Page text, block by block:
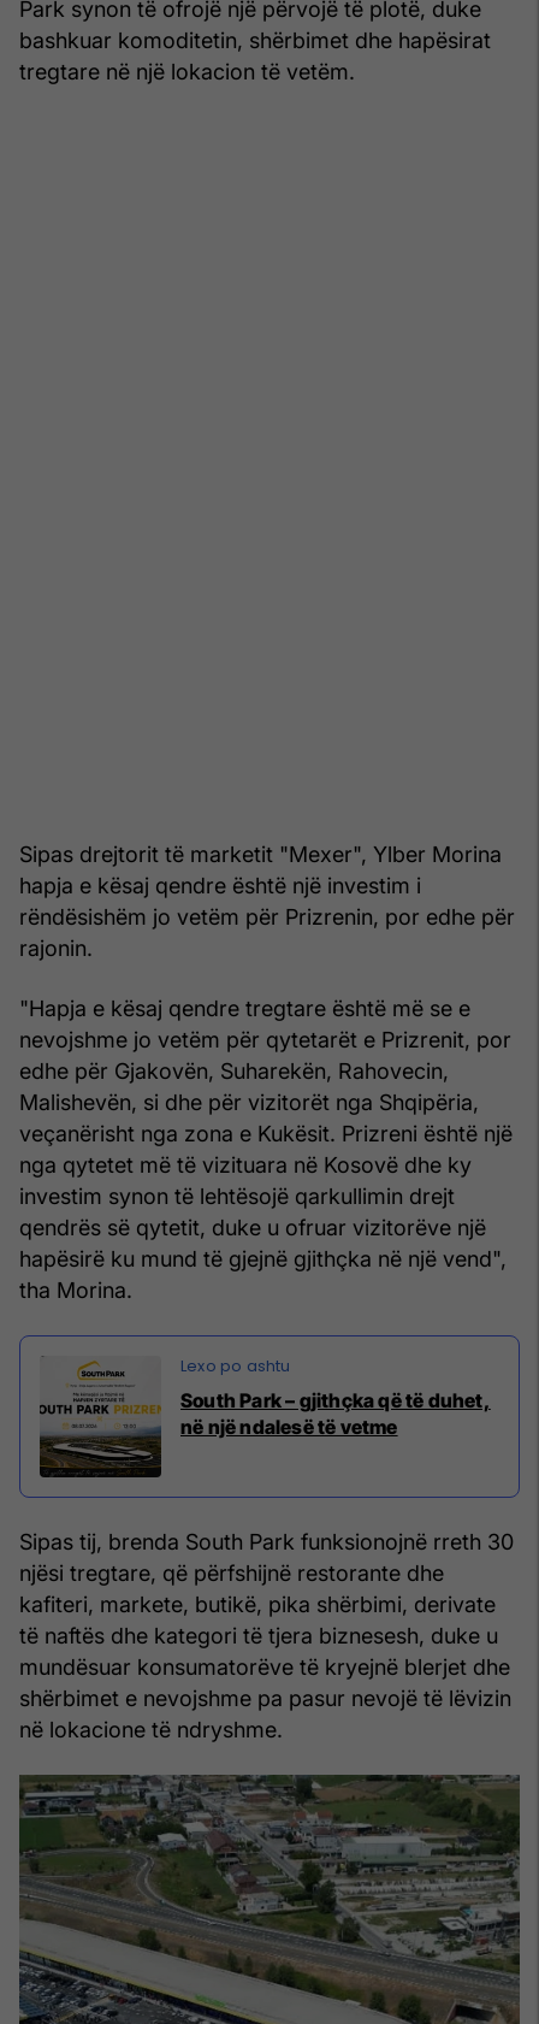
Park synon të ofrojë një përvojë të plotë, duke
bashkuar komoditetin, shërbimet dhe hapësirat
tregtare në një lokacion të vetëm.
Sipas drejtorit të marketit "Mexer", Ylber Morina
hapja e kësaj qendre është një investim i
rëndësishëm jo vetëm për Prizrenin, por edhe për
rajonin.
"Hapja e kësaj qendre tregtare është më se e
nevojshme jo vetëm për qytetarët e Prizrenit, por
edhe për Gjakovën, Suharekën, Rahovecin,
Malishevën, si dhe për vizitorët nga Shqipëria,
veçanërisht nga zona e Kukësit. Prizreni është një
nga qytetet më të vizituara në Kosovë dhe ky
investim synon të lehtësojë qarkullimin drejt
qendrës së qytetit, duke u ofruar vizitorëve një
hapësirë ku mund të gjejnë gjithçka në një vend",
tha Morina.
South Park – gjithçka që të duhet,
në një ndalesë të vetme
Sipas tij, brenda South Park funksionojnë rreth 30
njësi tregtare, që përfshijnë restorante dhe
kafiteri, markete, butikë, pika shërbimi, derivate
të naftës dhe kategori të tjera biznesesh, duke u
mundësuar konsumatorëve të kryejnë blerjet dhe
shërbimet e nevojshme pa pasur nevojë të lëvizin
në lokacione të ndryshme.